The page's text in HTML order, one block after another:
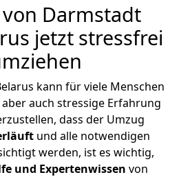
Darmstadt
jetzt stressfrei
kann für viele Menschen
auch stressige Erfahrung
dass der Umzug
und alle notwendigen
werden, ist es wichtig,
und Expertenwissen von